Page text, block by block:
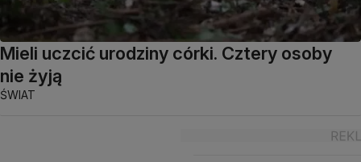
Mieli uczcić urodziny córki. Cztery osoby
nie żyją
ŚWIAT